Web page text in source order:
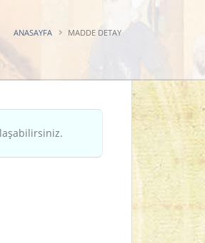
ANASAYFA MADDE DETAY